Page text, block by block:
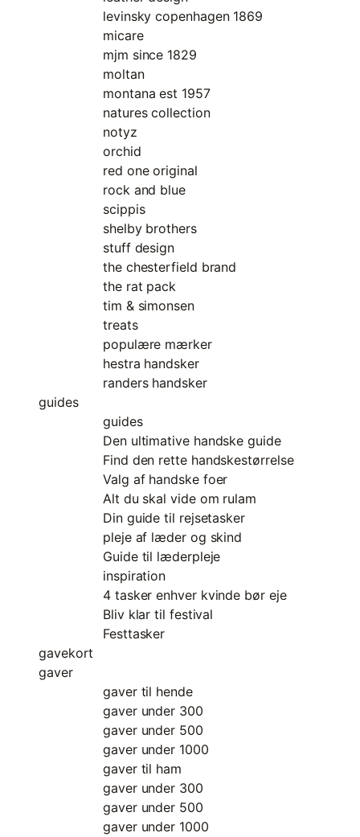
levinsky copenhagen 1869
micare
mjm since 1829
moltan
montana est 1957
natures collection
notyz
orchid
red one original
rock and blue
scippis
shelby brothers
stuff design
the chesterfield brand
the rat pack
tim & simonsen
treats
populære mærker
hestra handsker
randers handsker
guides
guides
Den ultimative handske guide
Find den rette handskestørrelse
Valg af handske foer
Alt du skal vide om rulam
Din guide til rejsetasker
pleje af læder og skind
Guide til læderpleje
inspiration
4 tasker enhver kvinde bør eje
Bliv klar til festival
Festtasker
gavekort
gaver
gaver til hende
gaver under 300
gaver under 500
gaver under 1000
gaver til ham
gaver under 300
gaver under 500
gaver under 1000